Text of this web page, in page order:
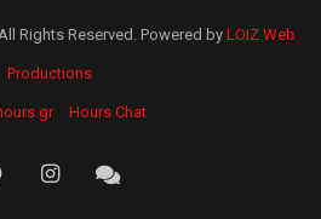
Rights Reserved. Powered by LOIZ Web
Productions
Hours Chat
FacebookInstagramHours